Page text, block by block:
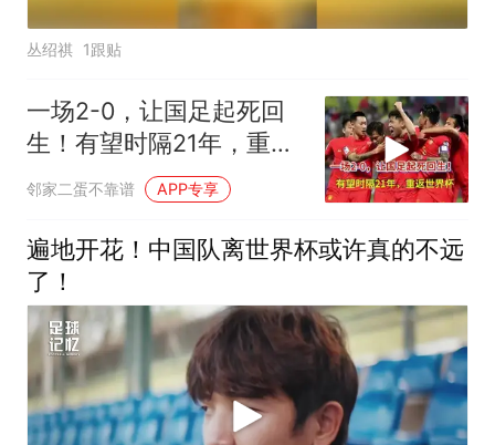
丛绍祺 1跟贴
一场2-0，让国足起死回
生！有望时隔21年，重返
世界杯
邻家二蛋不靠谱 APP专享
遍地开花！中国队离世界杯或许真的不远
了！